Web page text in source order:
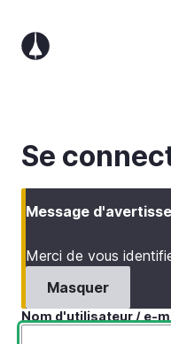
contenu
Se
Message
Merci de vous
Masquer
Nom d'utilisateur / e-